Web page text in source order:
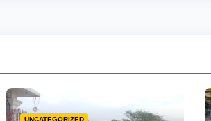
UNCATEGORIZED